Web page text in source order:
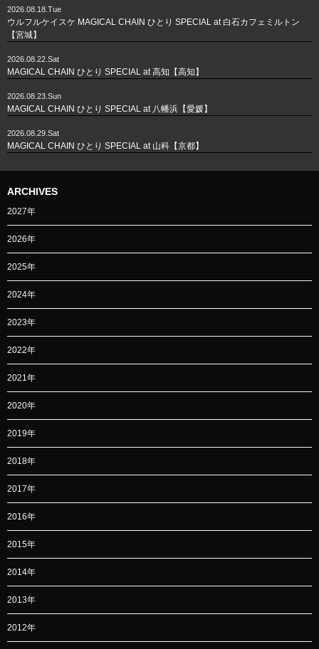
2026.08.18.Tue
ウルフルケイスケ MAGICAL CHAIN ひとり SPECIAL at 白石カフェミルトン
【宮城】
2026.08.22.Sat
MAGICAL CHAIN ひとり SPECIAL at 高知【高知】
2026.08.23.Sun
MAGICAL CHAIN ひとり SPECIAL at 八幡浜【愛媛】
2026.08.29.Sat
MAGICAL CHAIN ひとり SPECIAL at 山科【京都】
ARCHIVES
2027年
2026年
2025年
2024年
2023年
2022年
2021年
2020年
2019年
2018年
2017年
2016年
2015年
2014年
2013年
2012年